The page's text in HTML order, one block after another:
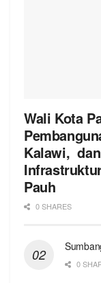
Wali Kota
Kalawi,
Pauh
0 SHARES
0